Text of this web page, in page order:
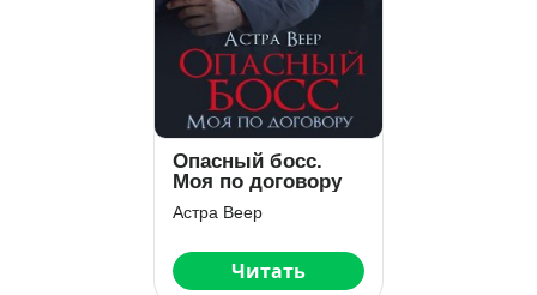
Опасный босс.
Моя по договору
Астра Веер
Читать